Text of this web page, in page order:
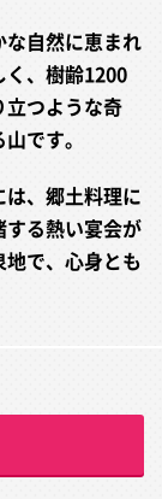
自然に恵まれ
く、樹齢1200
つような奇
です。
、郷土料理に
る熱い宴会が
で、心身とも